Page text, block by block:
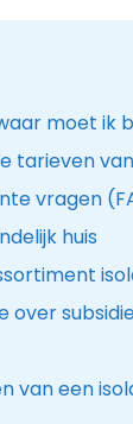
moet ik
tarieven
vragen
huis
over
van een